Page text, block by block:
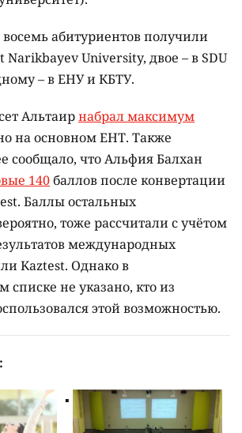
абитуриентов получили
Narikbayev University, двое – в SDU
– в ЕНУ и КБТУ.
Альтаирнабрал максимум
на основном ЕНТ. Также
сообщало, что Альфия Балхан
140баллов после конвертации
Баллы остальных
тоже рассчитали с учётом
международных
Kaztest. Однако в
списке не указано, кто из
этой возможностью.